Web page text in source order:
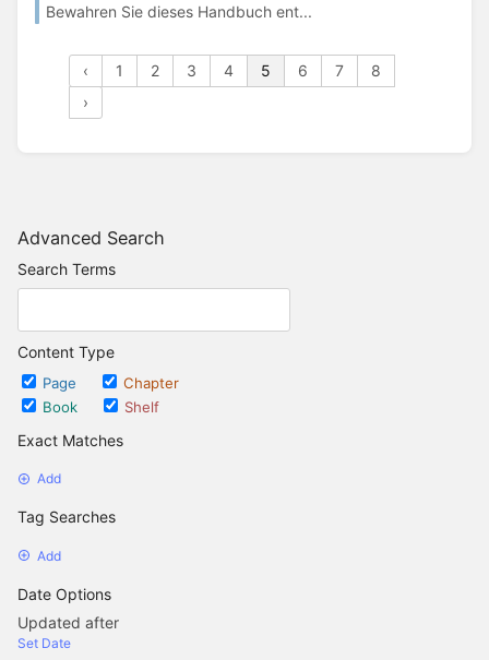
Advanced Search
Search Terms
Content Type
Page
Chapter
Book
Shelf
Exact Matches
Add
Tag Searches
Add
Date Options
Updated after
Set Date
Bewahren Sie dieses Handbuch ent...
‹ 1 2 3 4 5 6 7
8
›